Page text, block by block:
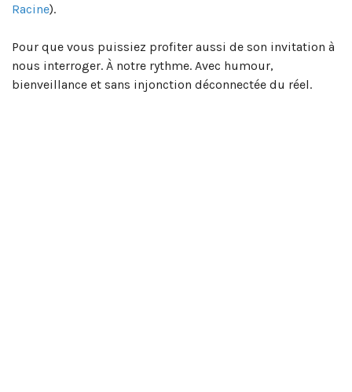
Racine).
Pour que vous puissiez profiter aussi de son invitation à
nous interroger. À notre rythme. Avec humour,
bienveillance et sans injonction déconnectée du réel.